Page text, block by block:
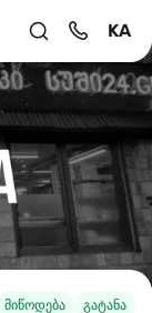
KA
მიწოდება გატანა